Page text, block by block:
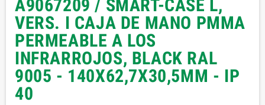
A9067209 / SMART-CASE L,
VERS. I CAJA DE MANO PMMA
PERMEABLE A LOS
INFRARROJOS, BLACK RAL
9005 - 140X62,7X30,5MM - IP
40